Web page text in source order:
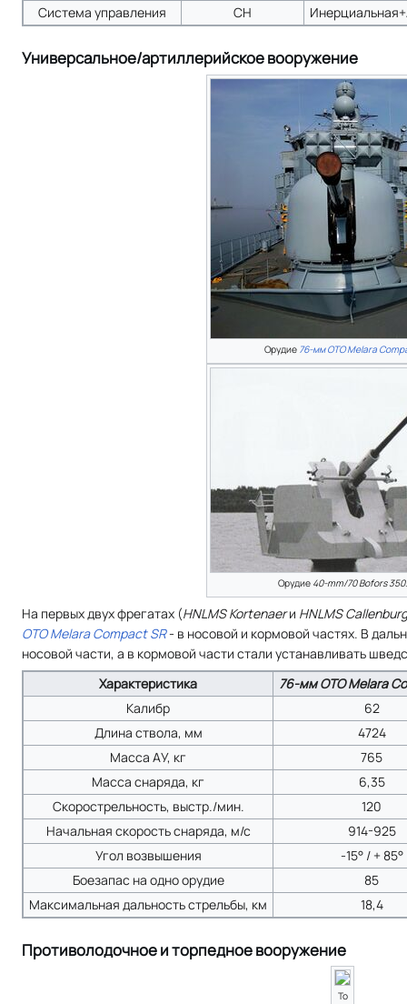
Система управления СН
Универсальное/артиллерийское вооружение
Орудие 76-мм OTO Melara
Орудие 40-mm/70 Bofors 350.
На первых двух фрегатах (HNLMS Kortenaerи HNLMS
OTO Melara Compact SR- в носовой и кормовой частях. В
носовой части, а в кормовой части стали устанавливать
Характеристика
76-мм OTO Melara
Калибр
62
Длина ствола, мм
4724
Масса АУ, кг
765
Масса снаряда, кг
6,35
Скорострельность, выстр./мин.
120
Начальная скорость снаряда, м/с
914-925
Угол возвышения
-15° / + 85°
Боезапас на одно орудие
85
Максимальная дальность стрельбы, км
18,4
Противолодочное и торпедное вооружение
То